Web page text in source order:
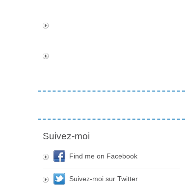
Suivez-moi
Find me on Facebook
Suivez-moi sur Twitter